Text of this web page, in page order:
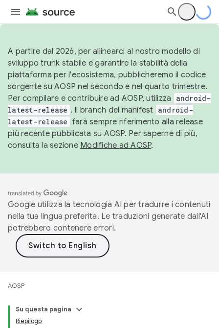
A partire dal 2026, per allinearci al nostro modello di
sviluppo trunk stabile e garantire la stabilità della
piattaforma per l'ecosistema, pubblicheremo il codice
sorgente su AOSP nel secondo e nel quarto trimestre.
Per compilare e contribuire ad AOSP, utilizza
android-
latest-release . Il branch del manifest android-
latest-release farà sempre riferimento alla release
più recente pubblicata su AOSP. Per saperne di più,
consulta la sezione Modifiche ad AOSP.
Google utilizza la tecnologia AI per tradurre i contenuti
nella tua lingua preferita. Le traduzioni generate dall'AI
potrebbero contenere errori.
AOSP
Su questa pagina
Riepilogo